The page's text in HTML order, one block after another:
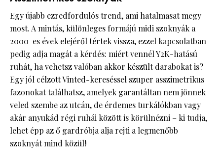
Egy újabb ezredfordulós trend, ami hatalmasat megy
most. A mintás, különleges formájú midi szoknyák a
2000-es évek elejéről tértek vissza, ezzel kapcsolatban
pedig adja magát a kérdés: miért vennél Y2K-hatású
ruhát, ha vehetsz valóban akkor készült darabokat is?
Egy jól célzott Vinted-kereséssel szuper asszimetrikus
fazonokat találhatsz, amelyek garantáltan nem jönnek
veled szembe az utcán, de érdemes turkálókban vagy
akár anyukád régi ruhái között is körülnézni – ki tudja,
lehet épp az ő gardróbja alja rejti a legmenőbb
szoknyát mind közül!